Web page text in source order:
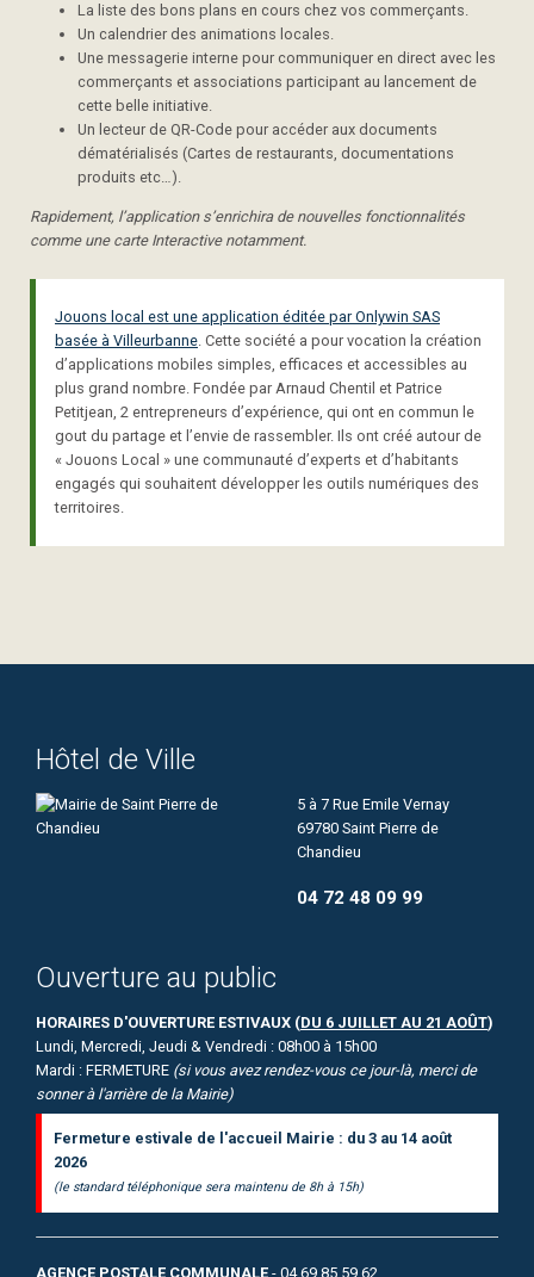
La liste des bons plans en cours chez vos commerçants.
Un calendrier des animations locales.
Une messagerie interne pour communiquer en direct avec les
commerçants et associations participant au lancement de
cette belle initiative.
Un lecteur de QR-Code pour accéder aux documents
dématérialisés (Cartes de restaurants, documentations
produits etc…).
Rapidement, l’application s’enrichira de nouvelles fonctionnalités
comme une carte Interactive notamment.
Jouons local est une application éditée par Onlywin SAS
basée à Villeurbanne. Cette société a pour vocation la création
d’applications mobiles simples, efficaces et accessibles au
plus grand nombre. Fondée par Arnaud Chentil et Patrice
Petitjean, 2 entrepreneurs d’expérience, qui ont en commun le
gout du partage et l’envie de rassembler. Ils ont créé autour de
« Jouons Local » une communauté d’experts et d’habitants
engagés qui souhaitent développer les outils numériques des
territoires.
Hôtel de Ville
5 à 7 Rue Emile Vernay
69780 Saint Pierre de
Chandieu
04 72 48 09 99
Ouverture au public
HORAIRES D'OUVERTURE ESTIVAUX (DU 6 JUILLET AU 21 AOÛT)
Lundi, Mercredi, Jeudi & Vendredi : 08h00 à 15h00
Mardi : FERMETURE (si vous avez rendez-vous ce jour-là, merci de
sonner à l'arrière de la Mairie)
Fermeture estivale de l'accueil Mairie : du 3 au 14 août
2026
(le standard téléphonique sera maintenu de 8h à 15h)
AGENCE POSTALE COMMUNALE - 04 69 85 59 62